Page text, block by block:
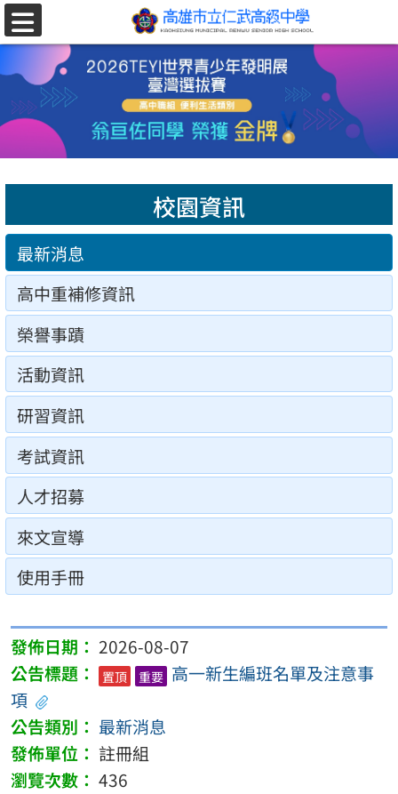
跳至主要內容區
選
單
校園資訊
最新消息
高中重補修資訊
榮譽事蹟
活動資訊
研習資訊
考試資訊
人才招募
來文宣導
使用手冊
2026-08-07
置頂 重要 高一新生編班名單及注意事
項
最新消息
註冊組
436